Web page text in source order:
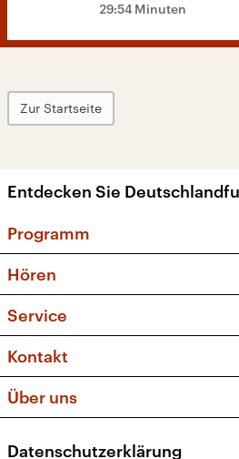
29:54 Minuten
Zur Startseite
Entdecken Sie
Programm
Sendungen und Podcasts
Musikliste
Kakadu – Das
Hören
Frequenzen (UKW +
Service
FAQ
Apps
Newsletter
Kontakt
Social Media
Über uns
Datenschutzerklärung